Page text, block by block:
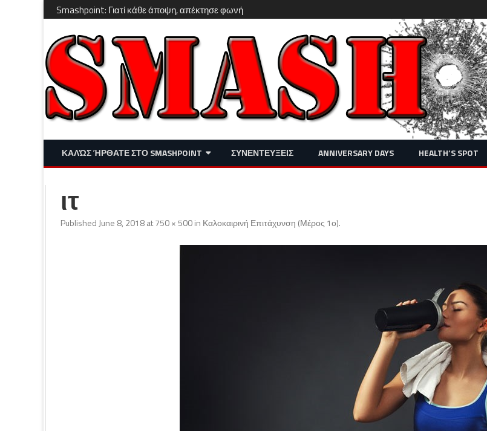
Smashpoint: Γιατί κάθε άποψη, απέκτησε φωνή
Skip
content
ΚΑΛΏΣ ΉΡΘΑΤΕ ΣΤΟ SMASHPOINT ΣΥΝΕΝΤΕΥΞΕΙΣ ANNIVERSARY DAYS HEALTH’S SPOT
ιτ
Published June 8, 2018at750 × 500in Καλοκαιρινή Επιτάχυνση (Μέρος 1ο).